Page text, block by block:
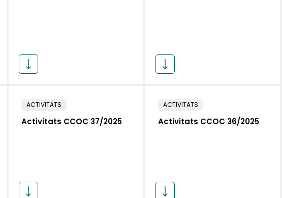
ACTIVITATS
Activitats CCOC 37/2025
ACTIVITATS
Activitats CCOC 36/2025